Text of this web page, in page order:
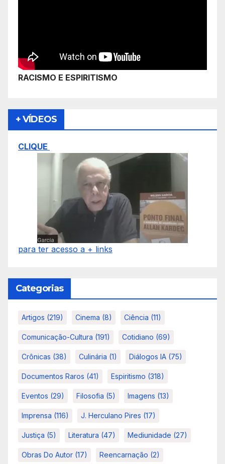
RACISMO E ESPIRITISMO
+ VÍDEOS
CLIQUE
para ter acesso a + links
Categorias
Artigos (219) Cinema (8) Ciência (11)
Comunicação-Cultura (191) Cotidiano (69)
Crônicas (38) Culinária (1) Diálogos IA (75)
Documentos Raros (41) Espiritismo (318)
Eventos (29) Filosofia (5) Imagens (13)
Imprensa (116) J. Herculano Pires (17)
Justiça (5) Literatura (47) Mediunidade (27)
Obras Do Autor (17) Reencarnação (2)